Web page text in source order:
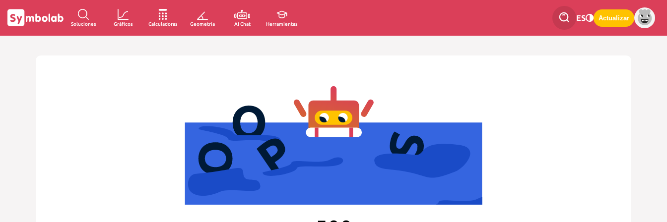
Soluciones Gráficos Calculadoras Geometría AI Chat Herramientas
ES Actualizar